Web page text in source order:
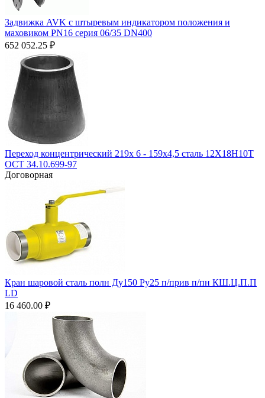
Задвижка AVK с штыревым индикатором положения и
маховиком PN16 серия 06/35 DN400
652 052.25 ₽
Переход концентрический 219х 6 - 159х4,5 сталь 12Х18Н10Т
ОСТ 34.10.699-97
Договорная
Кран шаровой сталь полн Ду150 Ру25 п/прив п/пн КШ.Ц.П.П
LD
16 460.00 ₽